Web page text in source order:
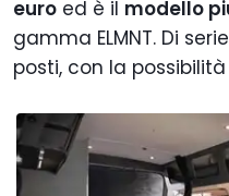
euro ed è il modello
gamma ELMNT. Di
posti, con la